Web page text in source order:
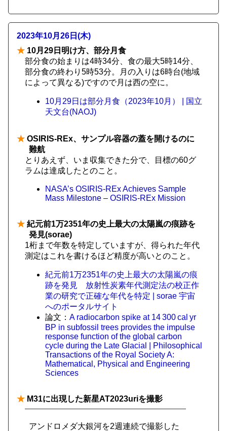
2023年10月26日(木)
★ 10月29日明け方、部分月食
部分食の始まりは4時34分、食の最大5時14分、
部分食の終わり5時53分。月の入りは6時台(地域
によって異なる)ですので月は西の空に。
10月29日は部分月食（2023年10月） | 国立
天文台(NAOJ)
★ OSIRIS-REx、サンプル容器の蓋を開けるのに
難航
とりあえず、いま収集できた分で、目標の60グ
ラムは達成したとのこと。
NASA’s OSIRIS-REx Achieves Sample
Mass Milestone – OSIRIS-REx Mission
★ 紀元前1万2351年の史上最大の太陽嵐の痕跡を
発見(sorae)
1桁まで年数を特定していますが、得られた年代
測定はこれを書けるほど精度が高いとのこと。
紀元前1万2351年の史上最大の太陽嵐の痕
跡を発見 放射性炭素年代測定法の校正作
業の研究で正確な年代を特定 | sorae 宇宙
へのポータルサイト
論文： A radiocarbon spike at 14 300 cal yr
BP in subfossil trees provides the impulse
response function of the global carbon
cycle during the Late Glacial | Philosophical
Transactions of the Royal Society A:
Mathematical, Physical and Engineering
Sciences
★ M31に出現した新星AT2023uriを撮影
アンドロメダ大銀河を2週連続で撮影した